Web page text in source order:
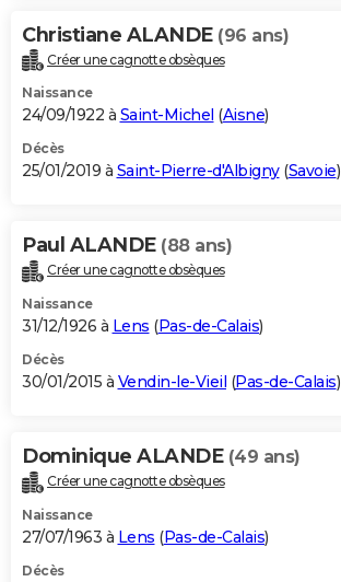
Christiane ALANDE (96 ans)
Créer une cagnotte obsèques
Naissance
24/09/1922 à Saint-Michel (Aisne)
Décès
25/01/2019 à Saint-Pierre-d'Albigny(Savoie)
Paul ALANDE (88 ans)
Créer une cagnotte obsèques
Naissance
31/12/1926 à Lens (Pas-de-Calais)
Décès
30/01/2015 à Vendin-le-Vieil (Pas-de-Calais)
Dominique ALANDE (49 ans)
Créer une cagnotte obsèques
Naissance
27/07/1963 à Lens (Pas-de-Calais)
Décès